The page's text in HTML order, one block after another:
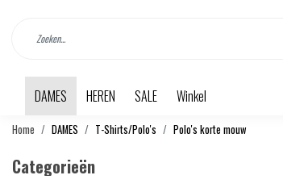
DAMES HEREN SALE Winkel
Home DAMES T-Shirts/Polo's Polo's korte mouw
Categorieën